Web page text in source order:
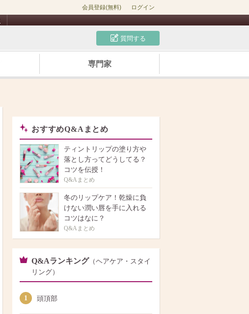
会員登録(無料) ログイン
質問する
専門家
おすすめQ&Aまとめ
ティントリップの塗り方や
落とし方ってどうしてる？
コツを伝授！
Q&Aまとめ
冬のリップケア！乾燥に負
けない潤い唇を手に入れる
コツはなに？
Q&Aまとめ
Q&Aランキング （ヘアケア・スタイ
リング）
1 頭頂部